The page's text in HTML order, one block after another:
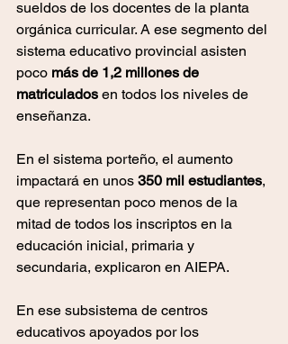
sueldos de los docentes de la planta
orgánica curricular. A ese segmento del
sistema educativo provincial asisten
poco más de 1,2 millones de
matriculados en todos los niveles de
enseñanza.
En el sistema porteño, el aumento
impactará en unos 350 mil estudiantes,
que representan poco menos de la
mitad de todos los inscriptos en la
educación inicial, primaria y
secundaria, explicaron en AIEPA.
En ese subsistema de centros
educativos apoyados por los